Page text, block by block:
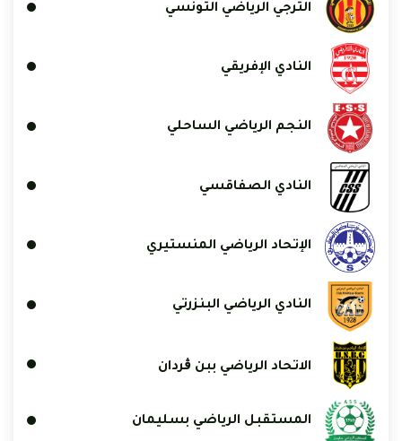
الترجي الرياضي التونسي
النادي الإفريقي
النجم الرياضي الساحلي
النادي الصفاقسي
الإتحاد الرياضي المنستيري
النادي الرياضي البنزرتي
الاتحاد الرياضي ببن ڨردان
المستقبل الرياضي بسليمان